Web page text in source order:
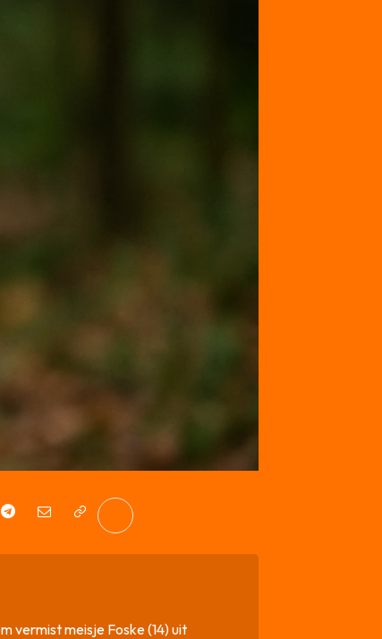
vermist meisje Foske (14) uit